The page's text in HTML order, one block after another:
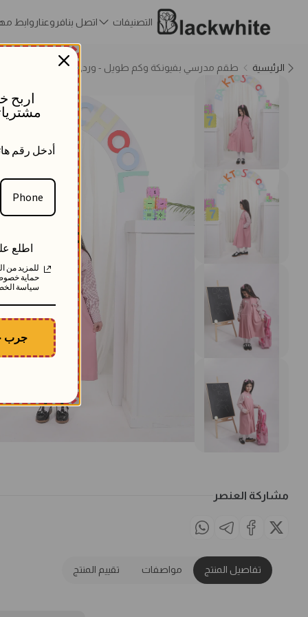
التصنيفات اتصل بنافروعناروابط
الرئيسية طقم مدرسي بفيونكة وكم طويل - وردي - 12
مشاركة العنصر
تفاصيل المنتج مواصفات تقييم المنتج
اربح
أدخل رقم
اطلع
للمزيد من
حماية
سياسة
جرب